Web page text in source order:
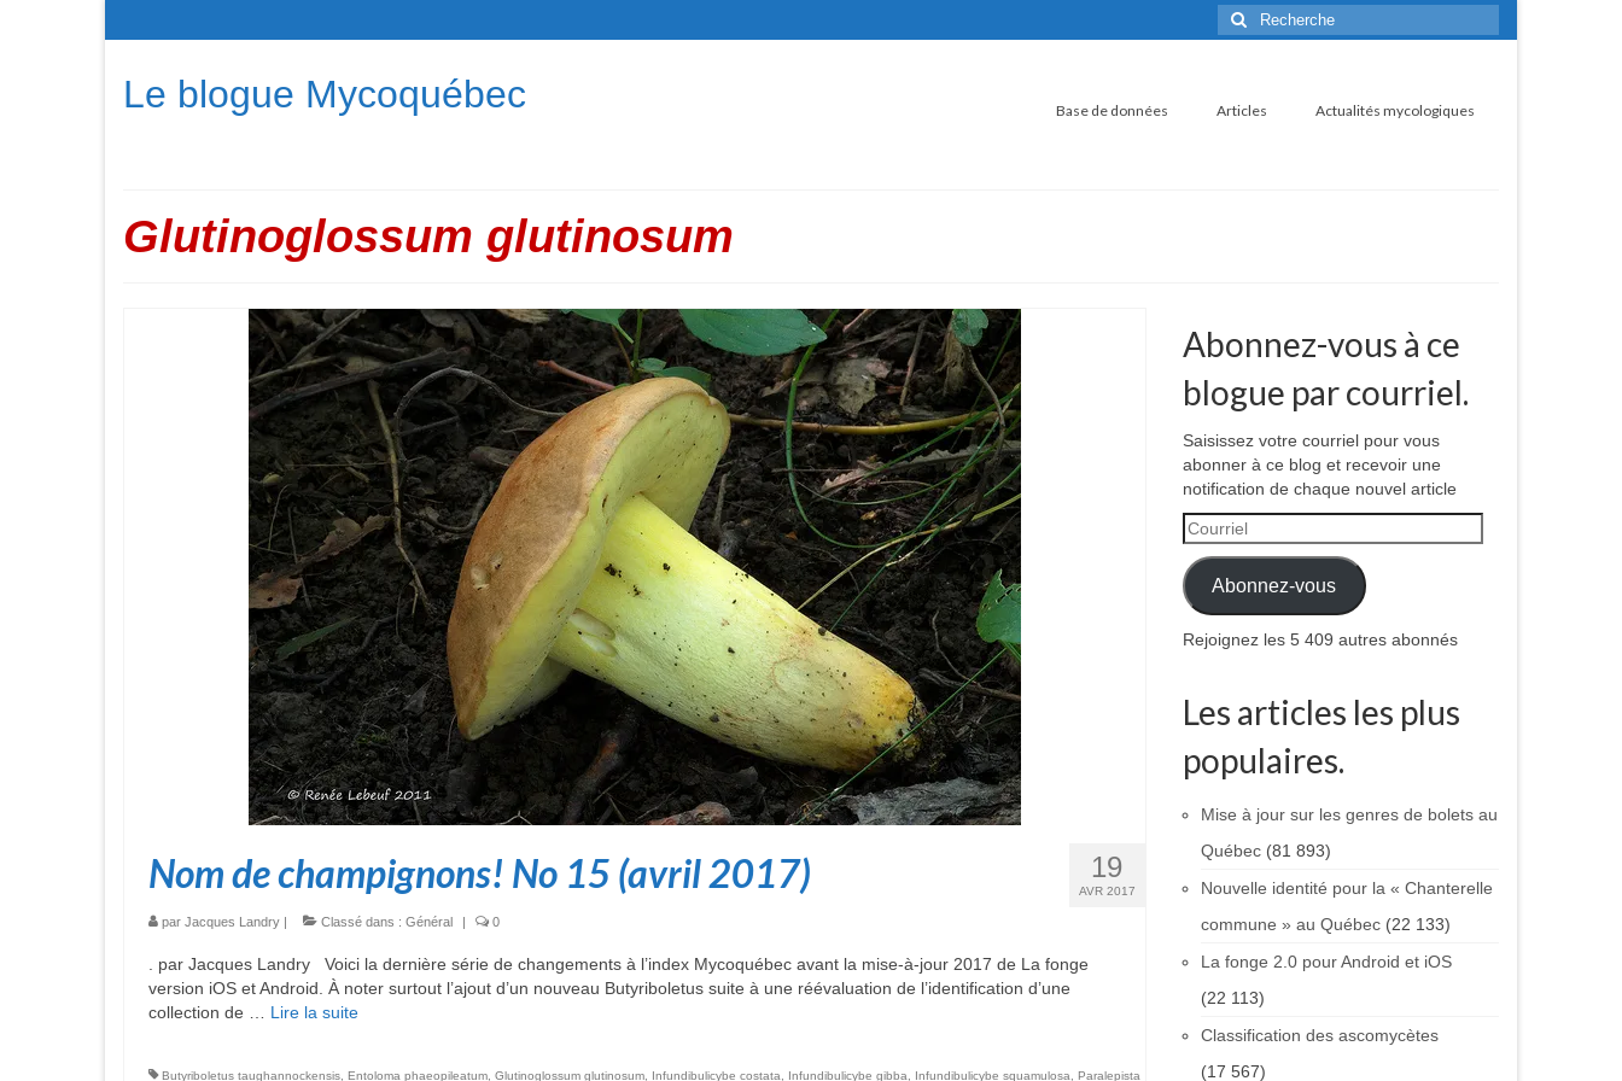
Rechercher
:
Le blogue Mycoquébec Base de données Articles Actualités mycologiques
Glutinoglossum glutinosum
19
AVR 2017
Nom de champignons! No 15 (avril 2017)
par Jacques Landry | Classé dans : Général | 0
. par Jacques Landry Voici la dernière série de changements à l’index Mycoquébec avant la mise-à-jour 2017 de La fonge
version iOS et Android. À noter surtout l’ajout d’un nouveau Butyriboletus suite à une réévaluation de l’identification d’une
collection de … Lire la suite­­
Butyriboletus taughannockensis Entoloma phaeopileatum Glutinoglossum glutinosum Infundibulicybe costata Infundibulicybe gibba Infundibulicybe squamulosa
Paralepista
Abonnez-vous à ce
blogue par courriel.
Saisissez votre courriel pour vous
abonner à ce blog et recevoir une
notification de chaque nouvel article
Courriel
Abonnez-vous
Rejoignez les 5 409 autres abonnés
Les articles les plus
populaires.
Mise à jour sur les genres de bolets au
Québec (81 893)
Nouvelle identité pour la « Chanterelle
commune » au Québec (22 133)
La fonge 2.0 pour Android et iOS
(22 113)
Classification des ascomycètes
(17 567)